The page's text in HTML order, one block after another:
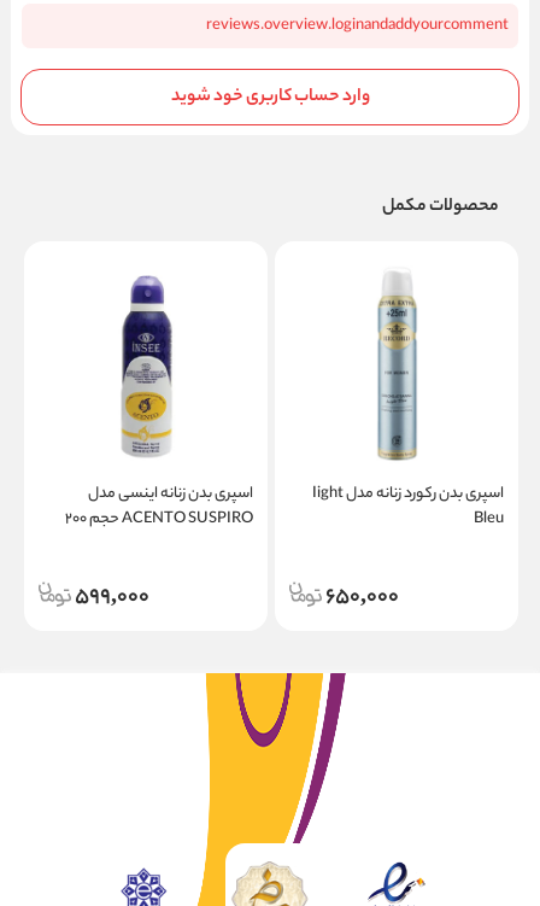
reviews.overview.loginandaddyourcomment
وارد حساب کاربری خود شوید
محصولات مکمل
اسپری بدن رکورد زنانه مدل Iight
Bleu
650,000
اسپری بدن زنانه اینسی مدل
ACENTO SUSPIRO حجم ۲۰۰
599,000